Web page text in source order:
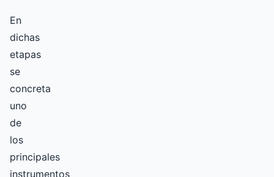
En
dichas
etapas
se
concreta
uno
de
los
principales
instrumentos